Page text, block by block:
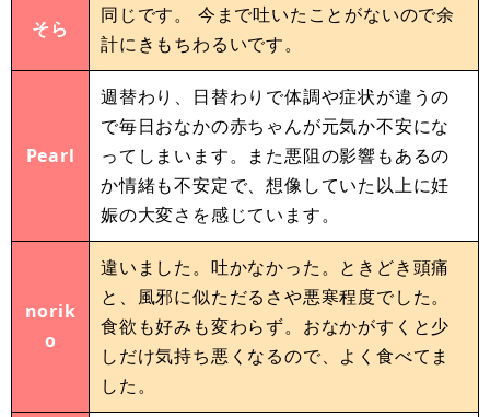
そら
同じです。 今まで吐いたことがないので余
計にきもちわるいです。
Pearl
週替わり、日替わりで体調や症状が違うの
で毎日おなかの赤ちゃんが元気か不安にな
ってしまいます。また悪阻の影響もあるの
か情緒も不安定で、想像していた以上に妊
娠の大変さを感じています。
norik
o
違いました。吐かなかった。ときどき頭痛
と、風邪に似ただるさや悪寒程度でした。
食欲も好みも変わらず。おなかがすくと少
しだけ気持ち悪くなるので、よく食べてま
した。